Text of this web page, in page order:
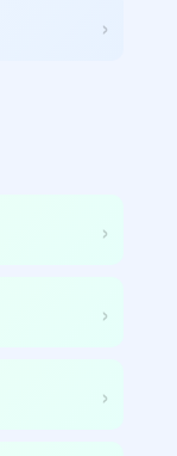
›
›
›
›